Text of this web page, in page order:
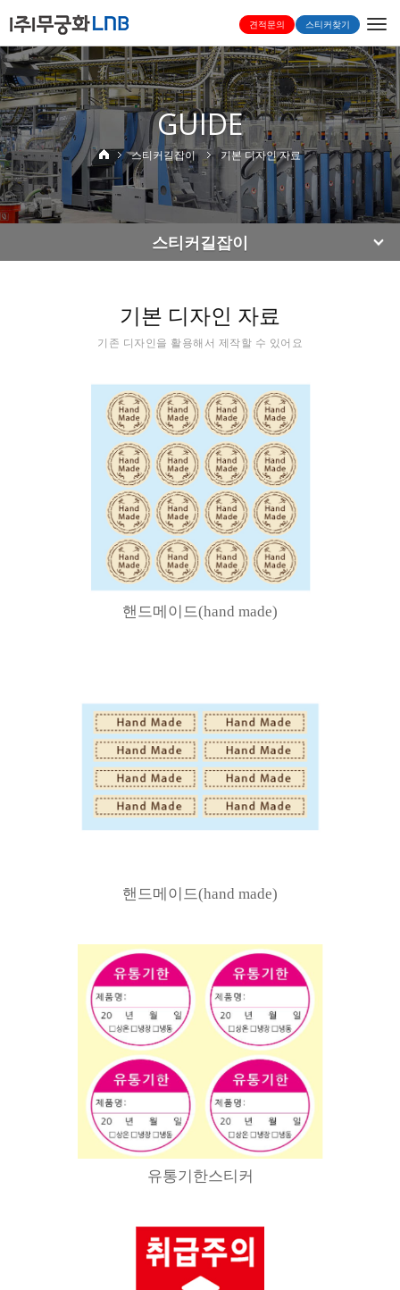
견적문의 스티커찾기
GUIDE
스티커길잡이 기본 디자인 자료
스티커길잡이
기본 디자인 자료
기존 디자인을 활용해서 제작할 수 있어요
핸드메이드(hand made)
핸드메이드(hand made)
유통기한스티커